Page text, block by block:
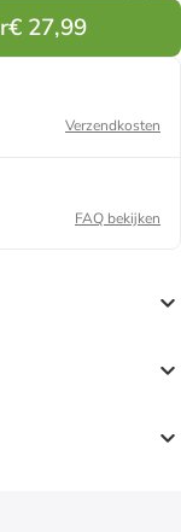
€ 27,99
Verzendkosten
FAQ bekijken